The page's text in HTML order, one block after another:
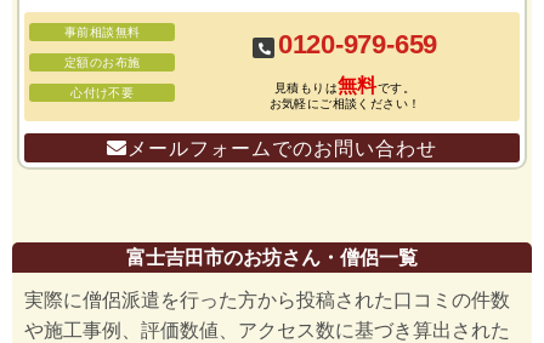
事前相談無料
定額のお布施
心付け不要
0120-979-659
見積もりは無料です。
お気軽にご相談ください！
メールフォームでのお問い合わせ
富士吉田市のお坊さん・僧侶一覧
実際に僧侶派遣を行った方から投稿された口コミの件数
や施工事例、評価数値、アクセス数に基づき算出された